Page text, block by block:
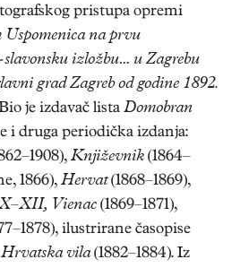
pristupa opremi
Uspomenica na prvu
izložbu… u Zagrebu
grad Zagreb od godine 1892.
je izdavač lista Domobran
i druga periodička izdanja:
Književnik (1864–
1866), Hervat(1868–1869),
Vienac (1869–1871),
ilustrirane časopise
Hrvatska vila(1882–1884). Iz